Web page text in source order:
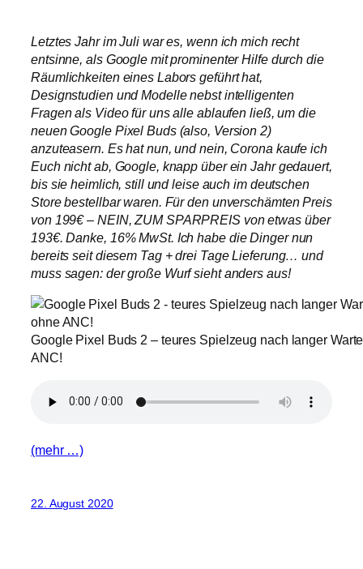
Letztes Jahr im Juli war es, wenn ich mich recht
entsinne, als Google mit prominenter Hilfe durch die
Räumlichkeiten eines Labors geführt hat,
Designstudien und Modelle nebst intelligenten
Fragen als Video für uns alle ablaufen ließ, um die
neuen Google Pixel Buds (also, Version 2)
anzuteasern. Es hat nun, und nein, Corona kaufe ich
Euch nicht ab, Google, knapp über ein Jahr gedauert,
bis sie heimlich, still und leise auch im deutschen
Store bestellbar waren. Für den unverschämten Preis
von 199€ – NEIN, ZUM SPARPREIS von etwas über
193€. Danke, 16% MwSt. Ich habe die Dinger nun
bereits seit diesem Tag + drei Tage Lieferung… und
muss sagen: der große Wurf sieht anders aus!
Google Pixel Buds 2 – teures Spielzeug nach langer
ANC!
(mehr …)
22. August 2020